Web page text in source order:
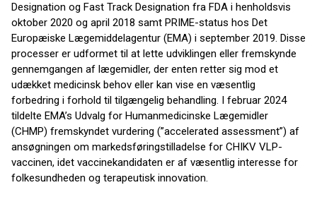
Designation og Fast Track Designation fra FDA i henholdsvis
oktober 2020 og april 2018 samt PRIME-status hos Det
Europæiske Lægemiddelagentur (EMA) i september 2019. Disse
processer er udformet til at lette udviklingen eller fremskynde
gennemgangen af lægemidler, der enten retter sig mod et
udækket medicinsk behov eller kan vise en væsentlig
forbedring i forhold til tilgængelig behandling. I februar 2024
tildelte EMA’s Udvalg for Humanmedicinske Lægemidler
(CHMP) fremskyndet vurdering (”accelerated assessment”) af
ansøgningen om markedsføringstilladelse for CHIKV VLP-
vaccinen, idet vaccinekandidaten er af væsentlig interesse for
folkesundheden og terapeutisk innovation.